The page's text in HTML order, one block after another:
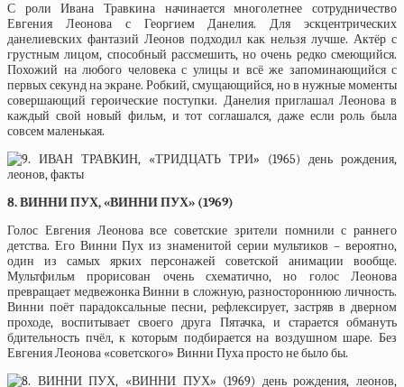
С роли Ивана Травкина начинается многолетнее сотрудничество
Евгения Леонова с Георгием Данелия. Для эскцентрических
данелиевских фантазий Леонов подходил как нельзя лучше. Актёр с
грустным лицом, способный рассмешить, но очень редко смеющийся.
Похожий на любого человека с улицы и всё же запоминающийся с
первых секунд на экране. Робкий, смущающийся, но в нужные моменты
совершающий героические поступки. Данелия приглашал Леонова в
каждый свой новый фильм, и тот соглашался, даже если роль была
совсем маленькая.
8. ВИННИ ПУХ, «ВИННИ ПУХ» (1969)
Голос Евгения Леонова все советские зрители помнили с раннего
детства. Его Винни Пух из знаменитой серии мультиков – вероятно,
один из самых ярких персонажей советской анимации вообще.
Мультфильм прорисован очень схематично, но голос Леонова
превращает медвежонка Винни в сложную, разностороннюю личность.
Винни поёт парадоксальные песни, рефлексирует, застряв в дверном
проходе, воспитывает своего друга Пятачка, и старается обмануть
бдительность пчёл, к которым подбирается на воздушном шаре. Без
Евгения Леонова «советского» Винни Пуха просто не было бы.